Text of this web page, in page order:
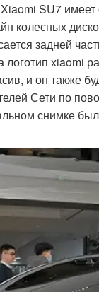
Xiaomi SU7
колесных
задней
xiaomi
и он также
Сети по
снимке